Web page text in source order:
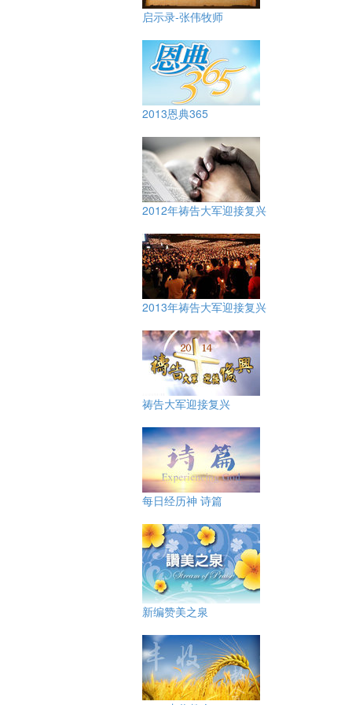
启示录-张伟牧师
2013恩典365
2012年祷告大军迎接复兴
2013年祷告大军迎接复兴
祷告大军迎接复兴
每日经历神 诗篇
新编赞美之泉